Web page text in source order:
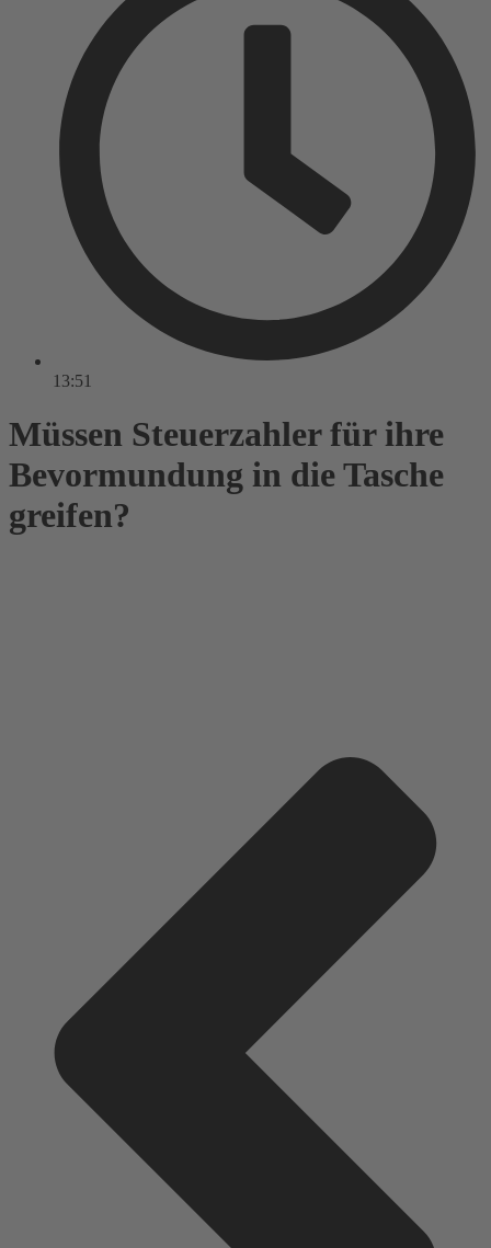
13:51
Müssen Steuerzahler für ihre
Bevormundung in die Tasche
greifen?